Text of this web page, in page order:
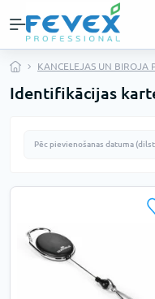
KANCELEJAS UN BIROJA
Identifikācijas